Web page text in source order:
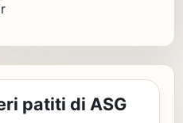
patiti di ASG